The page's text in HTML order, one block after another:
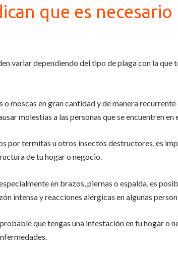
que es necesario
variar dependiendo del tipo de plaga con la que
moscas en gran cantidad y de manera recurrente
molestias a las personas que se encuentren en
por termitas u otros insectos destructores, es
de tu hogar o negocio.
en brazos, piernas o espalda, es
intensa y reacciones alérgicas en algunas
que tengas una infestación en tu hogar o